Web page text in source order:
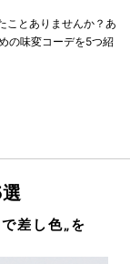
ことありませんか？あ
の味変コーデを5つ紹
差し色„を